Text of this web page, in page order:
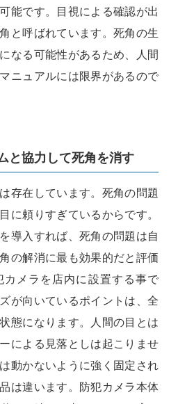
能です。目視による確認が出
と呼ばれています。死角の生
なる可能性があるため、人間
ニュアルには限界があるので
と協力して死角を消す
存在しています。死角の問題
に頼りすぎているからです。
導入すれば、死角の問題は自
の解消に最も効果的だと評価
カメラを店内に設置する事で
が向いているポイントは、全
態になります。人間の目とは
による見落としは起こりませ
動かないように強く固定され
は違います。防犯カメラ本体